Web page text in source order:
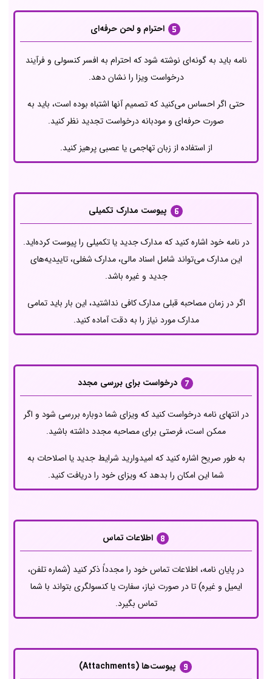
احترام و لحن حرفه‌ای
نامه باید به گونه‌ای نوشته شود که احترام به افسر کنسولی و فرآیند
درخواست ویزا را نشان دهد.
حتی اگر احساس می‌کنید که تصمیم آنها اشتباه بوده است، باید به
صورت حرفه‌ای و مودبانه درخواست تجدید نظر کنید.
از استفاده از زبان تهاجمی یا عصبی پرهیز کنید.
پیوست مدارک تکمیلی
در نامه خود اشاره کنید که مدارک جدید یا تکمیلی را پیوست کرده‌اید.
این مدارک می‌تواند شامل اسناد مالی، مدارک شغلی، تاییدیه‌های
جدید و غیره باشد.
اگر در زمان مصاحبه قبلی مدارک کافی نداشتید، این بار باید تمامی
مدارک مورد نیاز را به دقت آماده کنید.
درخواست برای بررسی مجدد
در انتهای نامه درخواست کنید که ویزای شما دوباره بررسی شود و اگر
ممکن است، فرصتی برای مصاحبه مجدد داشته باشید.
به طور صریح اشاره کنید که امیدوارید شرایط جدید یا اصلاحات به
شما این امکان را بدهد که ویزای خود را دریافت کنید.
اطلاعات تماس
در پایان نامه، اطلاعات تماس خود را مجدداً ذکر کنید (شماره تلفن،
ایمیل و غیره) تا در صورت نیاز، سفارت یا کنسولگری بتواند با شما
تماس بگیرد.
پیوست‌ها (Attachments)